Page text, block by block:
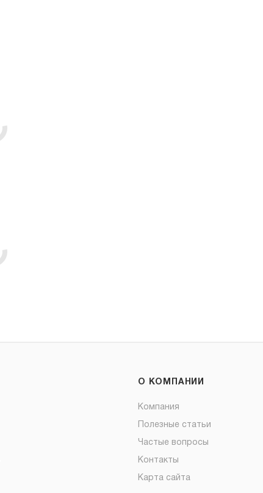
О КОМПАНИИ
Компания
Полезные статьи
Частые вопросы
Контакты
Карта сайта